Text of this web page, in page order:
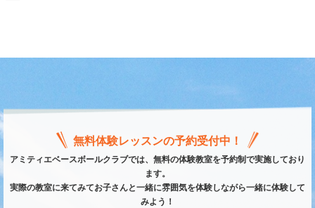
無料体験レッスンの予約受付中！
アミティエベースボールクラブでは、無料の体験教室を予約制で実施しており
ます。
実際の教室に来てみてお子さんと一緒に雰囲気を体験しながら一緒に体験して
みよう！